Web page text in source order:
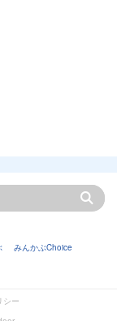
みんかぶChoice
シー